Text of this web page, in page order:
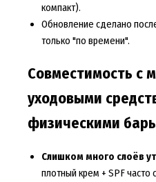
компакт).
Обновление сделано
только "по времени".
Совместимость с
уходовыми
физическими
Слишком много слоёв
плотный крем + SPF часто